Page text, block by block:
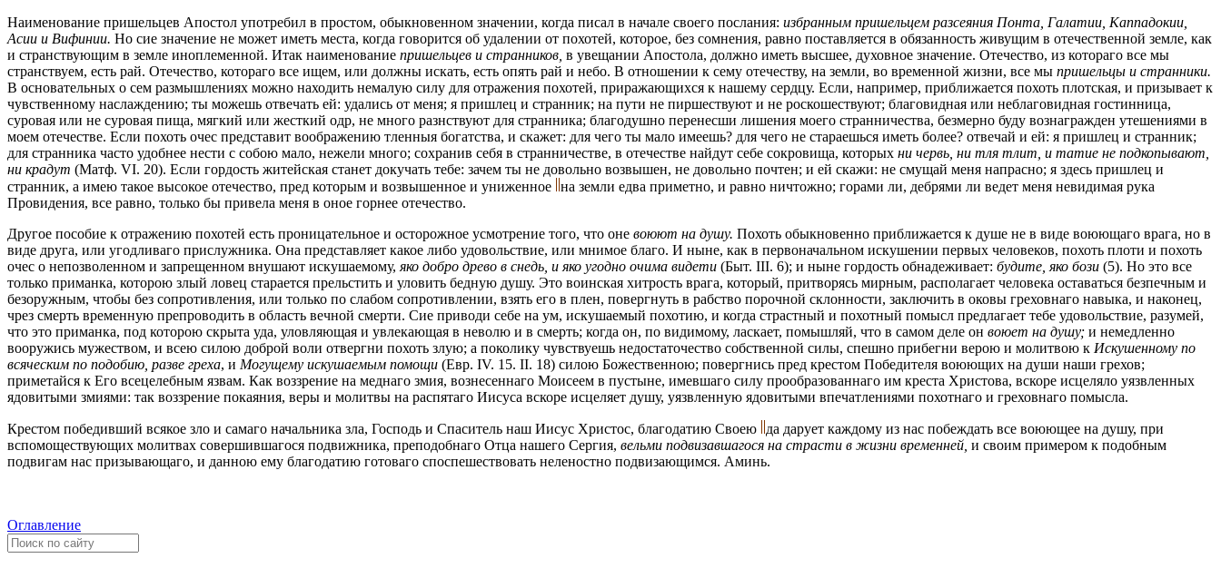
Наименование пришельцев Апостол употребил в простом, обыкновенном значении, когда писал в начале своего послания: избранным пришельцем разсеяния Понта, Галатии, Каппадокии,
Асии и Вифинии. Но сие значение не может иметь места, когда говорится об удалении от похотей, которое, без сомнения, равно поставляется в обязанность живущим в отечественной земле, как
и странствующим в земле иноплеменной. Итак наименование пришельцев и странников, в увещании Апостола, должно иметь высшее, духовное значение. Отечество, из котораго все мы
странствуем, есть рай. Отечество, котораго все ищем, или должны искать, есть опять рай и небо. В отношении к сему отечеству, на земли, во временной жизни, все мы пришельцы и странники.
В основательных о сем размышлениях можно находить немалую силу для отражения похотей, приражающихся к нашему сердцу. Если, например, приближается похоть плотская, и призывает к
чувственному наслаждению; ты можешь отвечать ей: удались от меня; я пришлец и странник; на пути не пиршествуют и не роскошествуют; благовидная или неблаговидная гостинница,
суровая или не суровая пища, мягкий или жесткий одр, не много разнствуют для странника; благодушно перенесши лишения моего странничества, безмерно буду вознагражден утешениями в
моем отечестве. Если похоть очес представит воображению тленныя богатства, и скажет: для чего ты мало имеешь? для чего не стараешься иметь более? отвечай и ей: я пришлец и странник;
для странника часто удобнее нести с собою мало, нежели много; сохранив себя в странничестве, в отечестве найдут себе сокровища, которых ни червь, ни тля тлит, и татие не подкопывают,
ни крадут (Матф. VI. 20). Если гордость житейская станет докучать тебе: зачем ты не довольно возвышен, не довольно почтен; и ей скажи: не смущай меня напрасно; я здесь пришлец и
странник, а имею такое высокое отечество, пред которым и возвышенное и униженное на земли едва приметно, и равно ничтожно; горами ли, дебрями ли ведет меня невидимая рука
Провидения, все равно, только бы привела меня в оное горнее отечество.
Другое пособие к отражению похотей есть проницательное и осторожное усмотрение того, что оне воюют на душу. Похоть обыкновенно приближается к душе не в виде воюющаго врага, но в
виде друга, или угодливаго прислужника. Она представляет какое либо удовольствие, или мнимое благо. И ныне, как в первоначальном искушении первых человеков, похоть плоти и похоть
очес о непозволенном и запрещенном внушают искушаемому, яко добро древо в снедь, и яко угодно очима видети (Быт. III. 6); и ныне гордость обнадеживает: будите, яко бози (5). Но это все
только приманка, которою злый ловец старается прельстить и уловить бедную душу. Это воинская хитрость врага, который, притворясь мирным, располагает человека оставаться безпечным и
безоружным, чтобы без сопротивления, или только по слабом сопротивлении, взять его в плен, повергнуть в рабство порочной склонности, заключить в оковы греховнаго навыка, и наконец,
чрез смерть временную препроводить в область вечной смерти. Сие приводи себе на ум, искушаемый похотию, и когда страстный и похотный помысл предлагает тебе удовольствие, разумей,
что это приманка, под которою скрыта уда, уловляющая и увлекающая в неволю и в смерть; когда он, по видимому, ласкает, помышляй, что в самом деле он воюет на душу; и немедленно
вооружись мужеством, и всею силою доброй воли отвергни похоть злую; а поколику чувствуешь недостаточество собственной силы, спешно прибегни верою и молитвою к Искушенному по
всяческим по подобию, разве греха, и Могущему искушаемым помощи (Евр. IV. 15. II. 18) силою Божественною; повергнись пред крестом Победителя воюющих на души наши грехов;
приметайся к Его всецелебным язвам. Как воззрение на меднаго змия, вознесеннаго Моисеем в пустыне, имевшаго силу прообразованнаго им креста Христова, вскоре исцеляло уязвленных
ядовитыми змиями: так воззрение покаяния, веры и молитвы на распятаго Иисуса вскоре исцеляет душу, уязвленную ядовитыми впечатлениями похотнаго и греховнаго помысла.
Крестом победивший всякое зло и самаго начальника зла, Господь и Спаситель наш Иисус Христос, благодатию Своею
да дарует каждому из нас побеждать все воюющее на душу, при
вспомоществующих молитвах совершившагося подвижника, преподобнаго Отца нашего Сергия, вельми подвизавшагося на страсти в жизни временней, и своим примером к подобным
подвигам нас призывающаго, и данною ему благодатию готоваго споспешествовать неленостно подвизающимся. Аминь.
Оглавление